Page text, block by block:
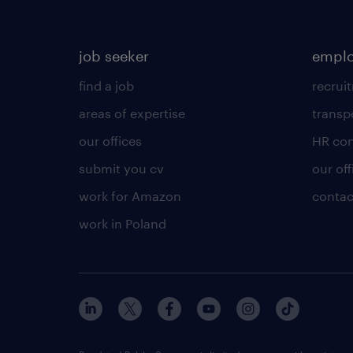
job seeker
find a job
areas of expertise
our offices
submit you cv
work for Amazon
work in Poland
HR
our